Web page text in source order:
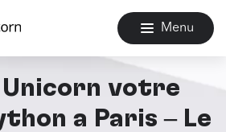
Menu
votre
à Paris – Le